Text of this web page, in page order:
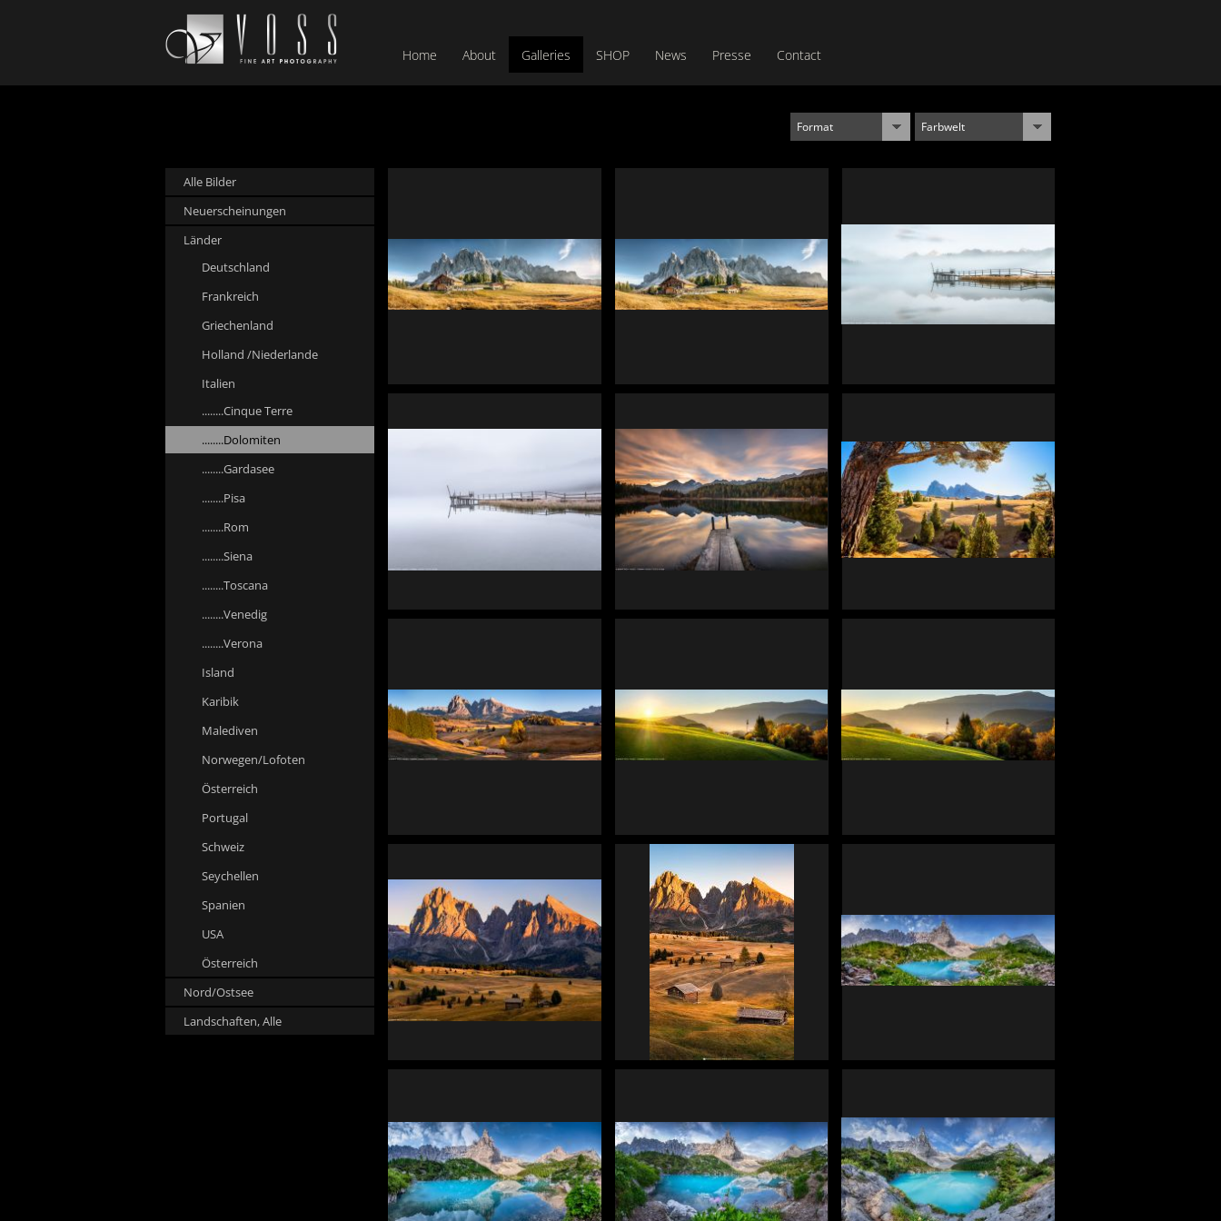
Home About Galleries SHOP News Presse Contact
Format Farbwelt
Alle Bilder
Neuerscheinungen
Länder
Deutschland
Frankreich
Griechenland
Holland /Niederlande
Italien
........Cinque Terre
........Dolomiten
........Gardasee
........Pisa
........Rom
........Siena
........Toscana
........Venedig
........Verona
Island
Karibik
Malediven
Norwegen/Lofoten
Österreich
Portugal
Schweiz
Seychellen
Spanien
USA
Österreich
Nord/Ostsee
Landschaften, Alle